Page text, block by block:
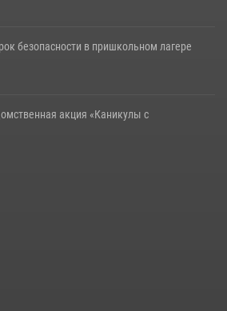
безопасности в пришкольном лагере
акция «Каникулы с